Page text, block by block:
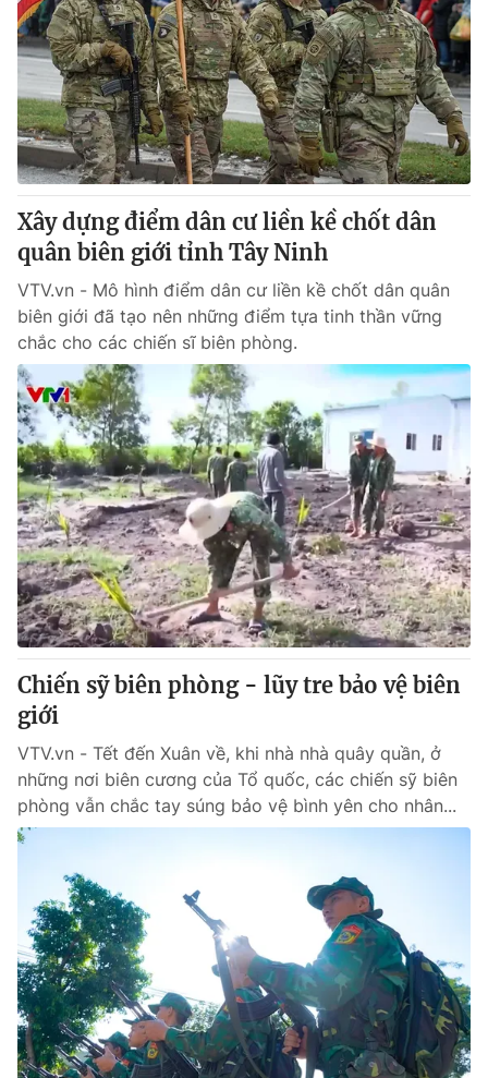
VTV Sức khoẻ Bất động sản
Thị trường 24h Tấm lòng Việt
VTV4 Vươn mình bằng AI
VTV9 VTV8
Liên hệ tòa soạn English
THỜI BÁO VTV
Theo dõi báo trên
Cơ quan chủ quản:Đài Truyền hình Việt Nam
Cơ quan báo chí:Thời báo VTV
Giấy phép hoạt động báo in và báo điện tử số 483/GP-BTTTT
cấp ngày 29/12/2023
Tổng Biên tập:Vũ Thanh Thủy
Phó Tổng Biên tập:Nguyễn Thị Mỹ Hạnh, Phạm Quốc Thắng,
Nguyễn Trọng Ninh
Tổng đài VTV:
024.38 355 931 - 024.38 355 932
Ðiện thoại Thời báo VTV: 024.66 897 897
Email:toasoan@vtv.vn
Liên hệ quảng cáo:024-7300.7108
Xây dựng điểm dân cư liền kề chốt dân
quân biên giới tỉnh Tây Ninh
VTV.vn - Mô hình điểm dân cư liền kề chốt dân quân
biên giới đã tạo nên những điểm tựa tinh thần vững
chắc cho các chiến sĩ biên phòng.
Chiến sỹ biên phòng - lũy tre bảo vệ biên
giới
VTV.vn - Tết đến Xuân về, khi nhà nhà quây quần, ở
những nơi biên cương của Tổ quốc, các chiến sỹ biên
phòng vẫn chắc tay súng bảo vệ bình yên cho nhân...